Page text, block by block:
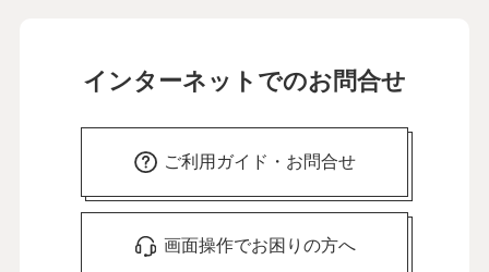
インターネットでのお問合せ
ご利用ガイド・お問合せ
画面操作でお困りの方へ